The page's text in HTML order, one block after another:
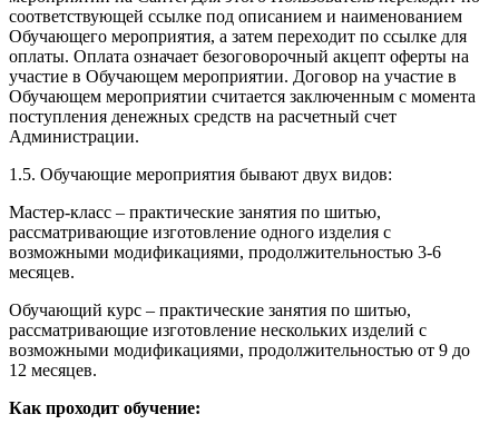
соответствующей ссылке под описанием и наименованием
Обучающего мероприятия, а затем переходит по ссылке для
оплаты. Оплата означает безоговорочный акцепт оферты на
участие в Обучающем мероприятии. Договор на участие в
Обучающем мероприятии считается заключенным с момента
поступления денежных средств на расчетный счет
Администрации.
1.5. Обучающие мероприятия бывают двух видов:
Мастер-класс – практические занятия по шитью,
рассматривающие изготовление одного изделия с
возможными модификациями, продолжительностью 3-6
месяцев.
Обучающий курс – практические занятия по шитью,
рассматривающие изготовление нескольких изделий с
возможными модификациями, продолжительностью от 9 до
12 месяцев.
Как проходит обучение: